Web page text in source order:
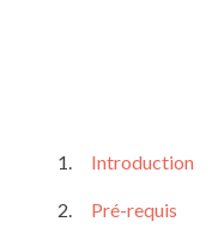
Introduction
Pré-requis